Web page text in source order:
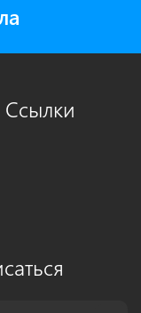
Ссылки